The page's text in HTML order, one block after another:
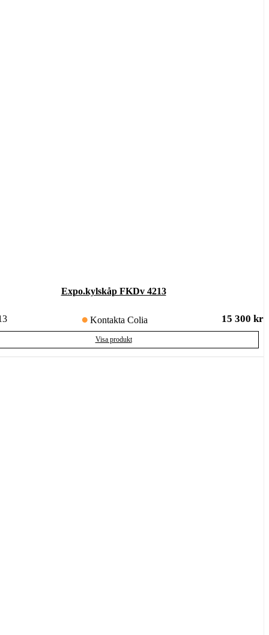
Expo.kylskåp FKDv 4213
Kontakta Colia 15 300 kr
Visa produkt